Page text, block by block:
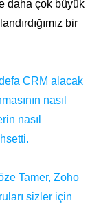
daha çok büyük
bir
CRM alacak
nasıl
nasıl
Tamer, Zoho
sizler için